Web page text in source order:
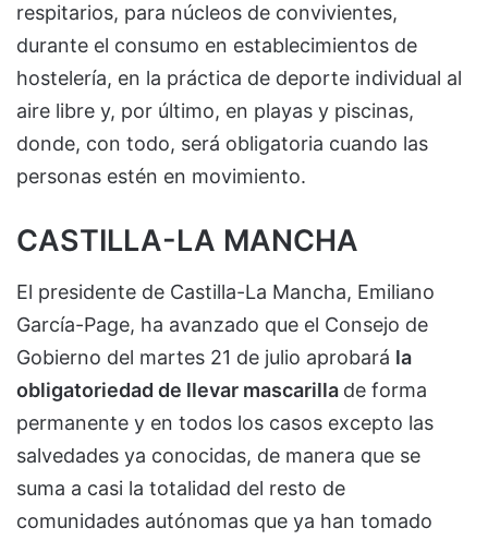
respitarios, para núcleos de convivientes,
durante el consumo en establecimientos de
hostelería, en la práctica de deporte individual al
aire libre y, por último, en playas y piscinas,
donde, con todo, será obligatoria cuando las
personas estén en movimiento.
CASTILLA-LA MANCHA
El presidente de Castilla-La Mancha, Emiliano
García-Page, ha avanzado que el Consejo de
Gobierno del martes 21 de julio aprobará la
obligatoriedad de llevar mascarilla de forma
permanente y en todos los casos excepto las
salvedades ya conocidas, de manera que se
suma a casi la totalidad del resto de
comunidades autónomas que ya han tomado